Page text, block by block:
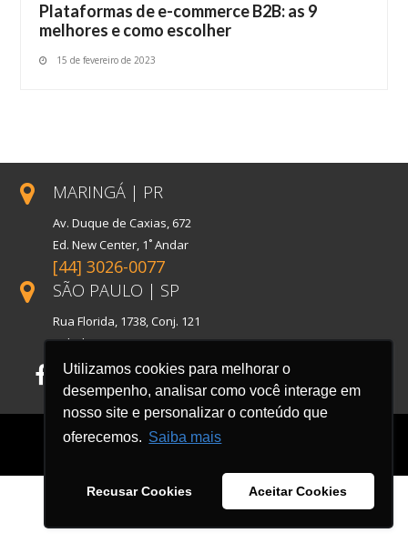
Utilizamos cookies para melhorar o
desempenho, analisar como você interage em
nosso site e personalizar o conteúdo que
oferecemos. Saiba mais
Recusar Cookies Aceitar Cookies
Plataformas de e-commerce B2B: as 9
melhores e como escolher
15 de fevereiro de 2023
MARINGÁ | PR
Av. Duque de Caxias, 672
Ed. New Center, 1˚ Andar
[44] 3026-0077
SÃO PAULO | SP
Rua Florida, 1738, Conj. 121
Cidade Monções
Facebook
LinkedIn
Instagram